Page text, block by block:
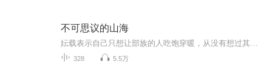
不可思议的山海
328 5.5万